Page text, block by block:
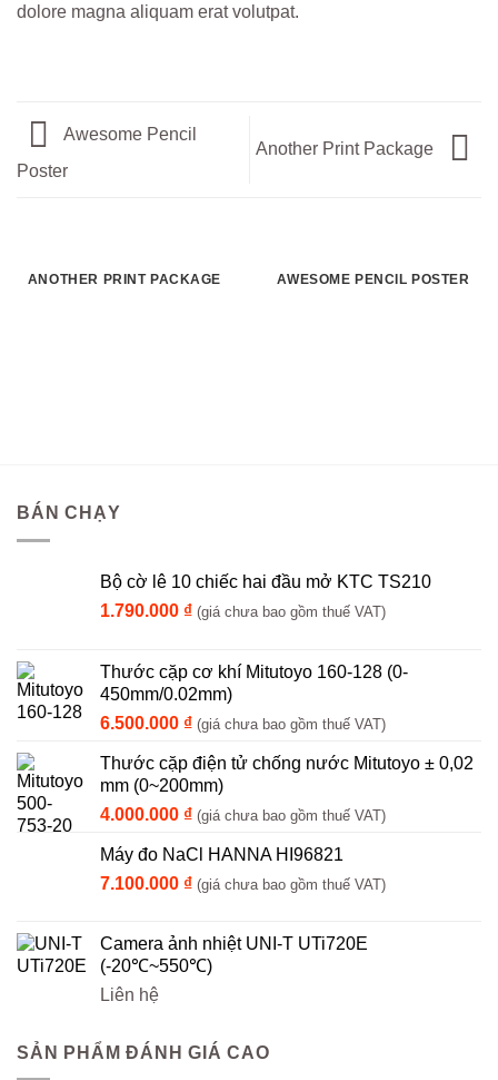
dolore magna aliquam erat volutpat.
Awesome Pencil
Poster
Another Print Package
ANOTHER PRINT PACKAGE AWESOME PENCIL POSTER
BÁN CHẠY
Bộ cờ lê 10 chiếc hai đầu mở KTC TS210
1.790.000 ₫ (giá chưa bao gồm thuế VAT)
Thước cặp cơ khí Mitutoyo 160-128 (0-
450mm/0.02mm)
6.500.000 ₫ (giá chưa bao gồm thuế VAT)
Thước cặp điện tử chống nước Mitutoyo ± 0,02
mm (0~200mm)
4.000.000 ₫ (giá chưa bao gồm thuế VAT)
Máy đo NaCl HANNA HI96821
7.100.000 ₫ (giá chưa bao gồm thuế VAT)
Camera ảnh nhiệt UNI-T UTi720E
(-20℃~550℃)
Liên hệ
SẢN PHẨM ĐÁNH GIÁ CAO